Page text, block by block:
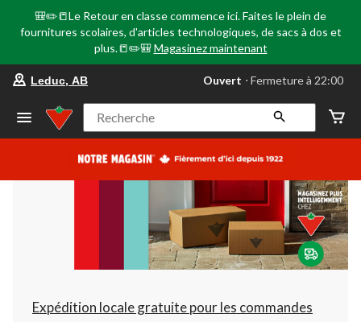
🎒✏️📒Le Retour en classe commence ici. Faites le plein de
fournitures scolaires, d'articles technologiques, de sacs à dos et
plus.📒✏️🎒 Magasinez maintenant
votre
préféré
Leduc,
AB,
courament
Fermeture
à
22:00
cliquer
pour
changer
Leduc, AB Ouvert ⋅ Fermeture à 22:00
Recherche
Expédition locale gratuite pour les commandes